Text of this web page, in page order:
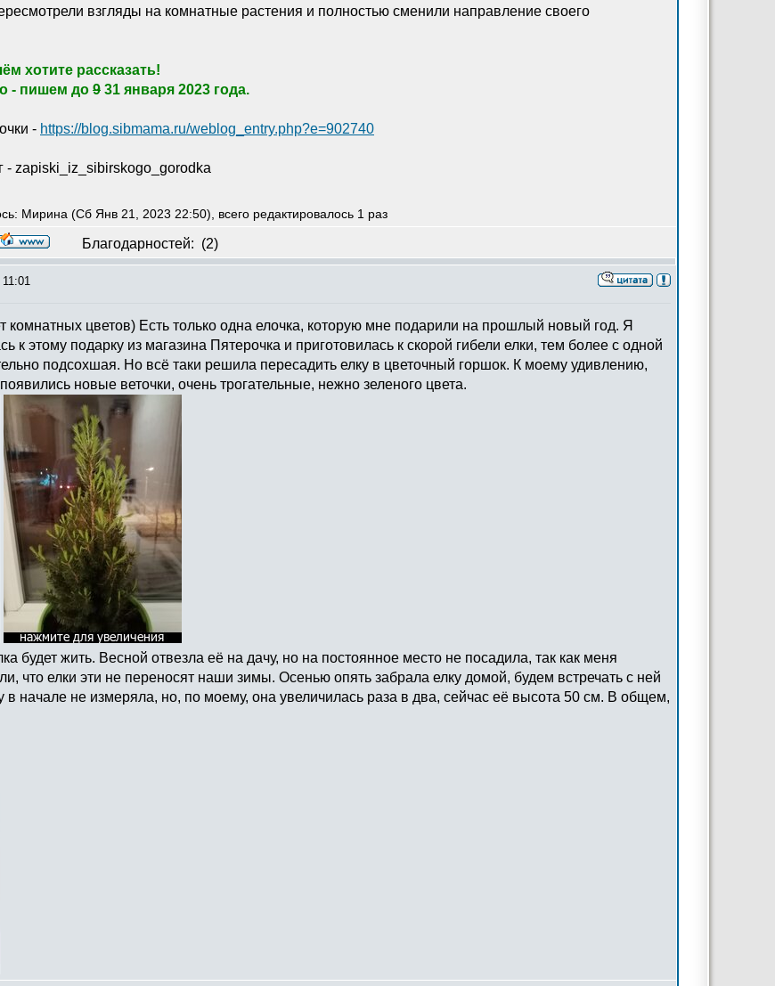
взгляды на комнатные растения и полностью сменили направление своего
хотите рассказать!
- пишем до 9 31 января 2023 года.
- https://blog.sibmama.ru/weblog_entry.php?e=902740
- zapiski_iz_sibirskogo_gorodka
Мирина (Сб Янв 21, 2023 22:50), всего редактировалось 1 раз
Благодарностей: (2)
комнатных цветов) Есть только одна елочка, которую мне подарили на прошлый новый год. Я
к этому подарку из магазина Пятерочка и приготовилась к скорой гибели елки, тем более с одной
подсохшая. Но всё таки решила пересадить елку в цветочный горшок. К моему удивлению,
новые веточки, очень трогательные, нежно зеленого цвета.
будет жить. Весной отвезла её на дачу, но на постоянное место не посадила, так как меня
что елки эти не переносят наши зимы. Осенью опять забрала елку домой, будем встречать с ней
в начале не измеряла, но, по моему, она увеличилась раза в два, сейчас её высота 50 см. В общем,